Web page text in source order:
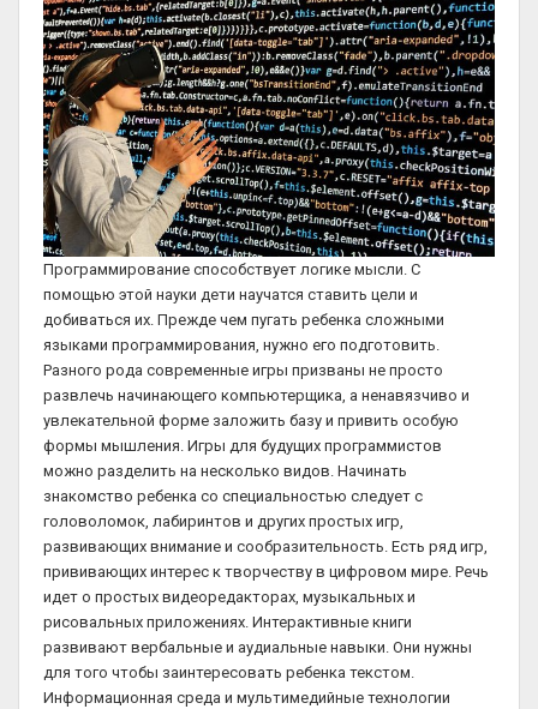
Программирование способствует логике мысли. С
помощью этой науки дети научатся ставить цели и
добиваться их. Прежде чем пугать ребенка сложными
языками программирования, нужно его подготовить.
Разного рода современные игры призваны не просто
развлечь начинающего компьютерщика, а ненавязчиво и
увлекательной форме заложить базу и привить особую
формы мышления. Игры для будущих программистов
можно разделить на несколько видов. Начинать
знакомство ребенка со специальностью следует с
головоломок, лабиринтов и других простых игр,
развивающих внимание и сообразительность. Есть ряд игр,
прививающих интерес к творчеству в цифровом мире. Речь
идет о простых видеоредакторах, музыкальных и
рисовальных приложениях. Интерактивные книги
развивают вербальные и аудиальные навыки. Они нужны
для того чтобы заинтересовать ребенка текстом.
Информационная среда и мультимедийные технологии